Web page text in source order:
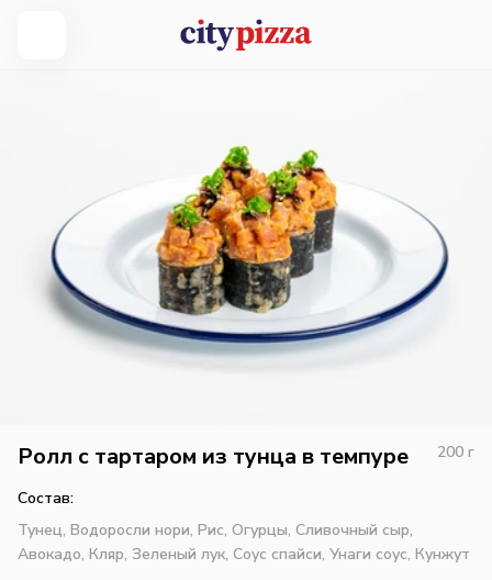
Ролл с тартаром из тунца в темпуре 200 г
Состав:
Тунец, Водоросли нори, Рис, Огурцы, Сливочный сыр,
Авокадо, Кляр, Зеленый лук, Соус спайси, Унаги соус, Кунжут